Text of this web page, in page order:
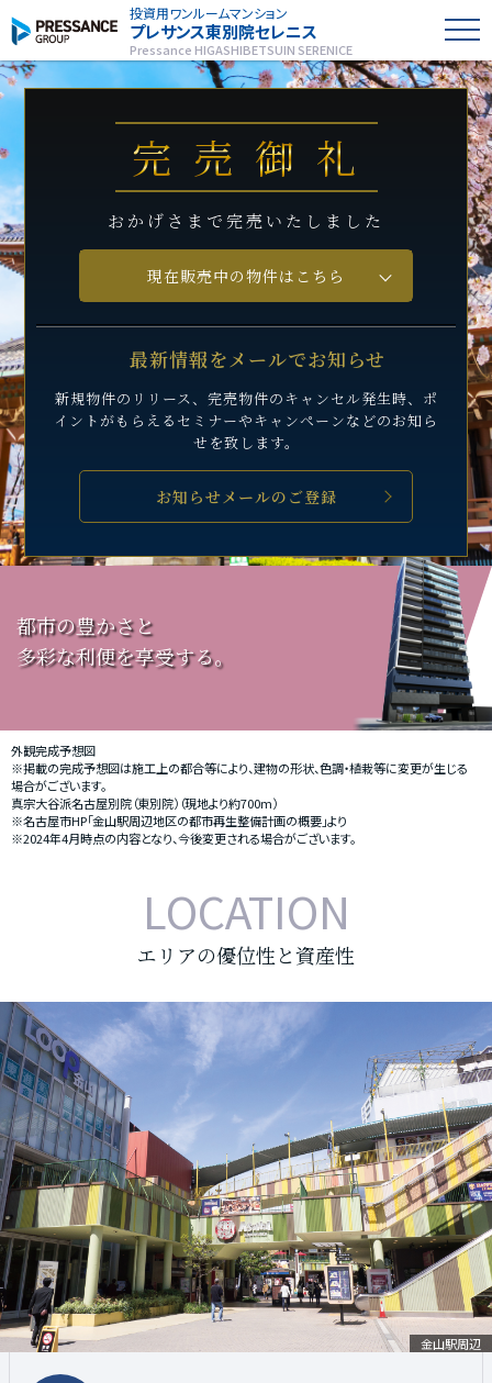
投資用ワンルームマンション
プレサンス東別院セレニス
Pressance HIGASHIBETSUIN SERENICE
完売御礼
おかげさまで完売いたしました
最新情報をメールでお知らせ
新規物件のリリース、完売物件のキャンセル発生時、 ポ
イントがもらえるセミナーやキャンペーンなどのお知ら
せを致します。
お知らせメールのご登録
現在販売中の物件はこちら
都市の豊かさと
多彩な利便を享受する。
外観完成予想図
※掲載の完成予想図は施工上の都合等により、建物の形状、色調・植栽等に変更が生じる
場合がございます。
真宗大谷派名古屋別院（東別院）（現地より約700m）
※名古屋市HP「金山駅周辺地区の都市再生整備計画の概要」より
※2024年4月時点の内容となり、今後変更される場合がございます。
LOCATION
エリアの優位性と資産性
名古屋駅周辺
栄周辺
金山駅周辺